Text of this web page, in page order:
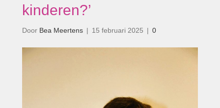
kinderen?’
Door Bea Meertens | 15 februari 2025 | 0